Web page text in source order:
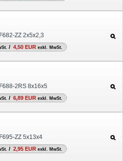
ZZ 2x5x2,3
/ 4,50 EUR exkl. MwSt.
2RS 8x16x5
/ 6,89 EUR exkl. MwSt.
ZZ 5x13x4
/ 2,95 EUR exkl. MwSt.